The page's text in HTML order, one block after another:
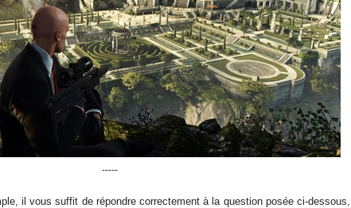
-----
il vous suffit de répondre correctement à la question posée ci-dessous,